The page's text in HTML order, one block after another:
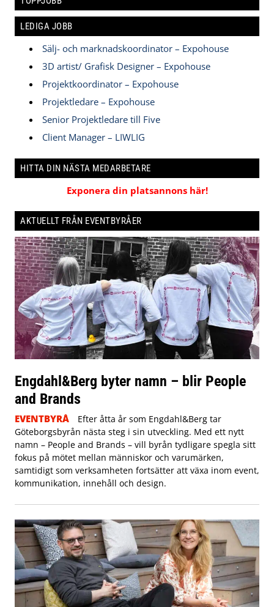
LEDIGA JOBB
Sälj- och marknadskoordinator – Expohouse
3D artist/ Grafisk Designer – Expohouse
Projektkoordinator – Expohouse
Projektledare – Expohouse
Senior Projektledare till Five
Client Manager – LIWLIG
HITTA DIN NÄSTA MEDARBETARE
Exponera din platsannons här!
AKTUELLT FRÅN EVENTBYRÅER
Engdahl&Berg byter namn – blir People
and Brands
EVENTBYRÅ
Efter åtta år som Engdahl&Berg tar
Göteborgsbyrån nästa steg i sin utveckling. Med ett nytt
namn – People and Brands – vill byrån tydligare spegla sitt
fokus på mötet mellan människor och varumärken,
samtidigt som verksamheten fortsätter att växa inom event,
kommunikation, innehåll och design.